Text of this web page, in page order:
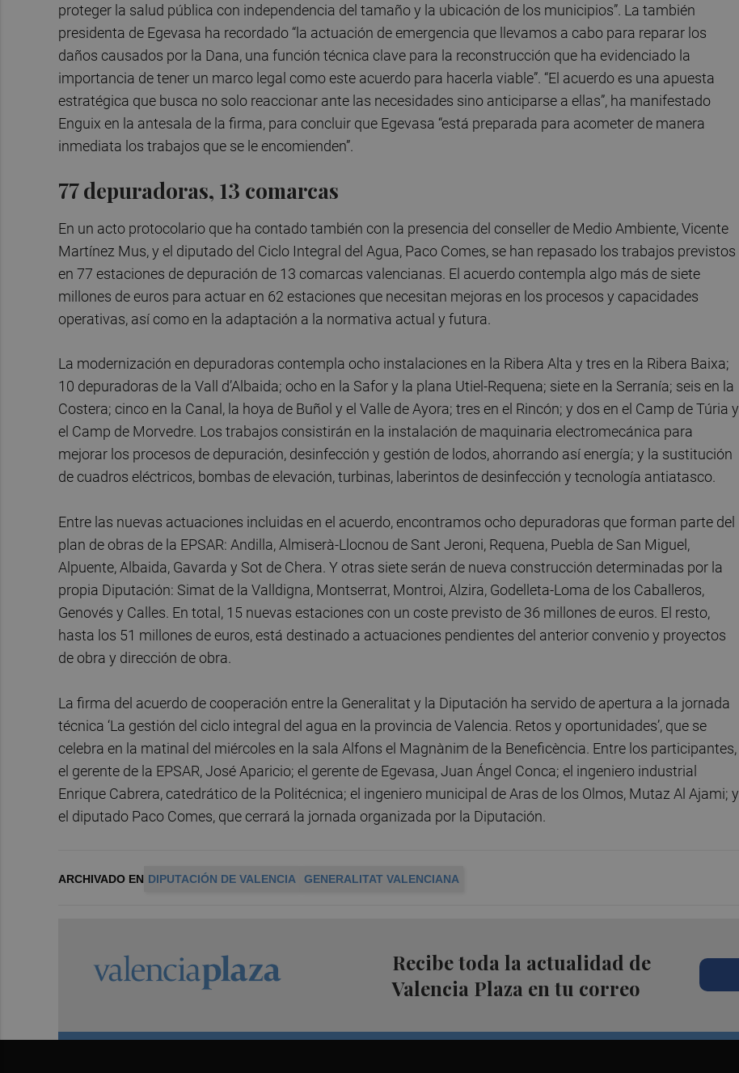
proteger la salud pública con independencia del tamaño y la ubicación de los municipios”. La también
presidenta de Egevasa ha recordado “la actuación de emergencia que llevamos a cabo para reparar los
daños causados por la Dana, una función técnica clave para la reconstrucción que ha evidenciado la
importancia de tener un marco legal como este acuerdo para hacerla viable”. “El acuerdo es una apuesta
estratégica que busca no solo reaccionar ante las necesidades sino anticiparse a ellas”, ha manifestado
Enguix en la antesala de la firma, para concluir que Egevasa “está preparada para acometer de manera
inmediata los trabajos que se le encomienden”.
77 depuradoras, 13 comarcas
En un acto protocolario que ha contado también con la presencia del conseller de Medio Ambiente, Vicente
Martínez Mus, y el diputado del Ciclo Integral del Agua, Paco Comes, se han repasado los trabajos previstos
en 77 estaciones de depuración de 13 comarcas valencianas. El acuerdo contempla algo más de siete
millones de euros para actuar en 62 estaciones que necesitan mejoras en los procesos y capacidades
operativas, así como en la adaptación a la normativa actual y futura.
La modernización en depuradoras contempla ocho instalaciones en la Ribera Alta y tres en la Ribera Baixa;
10 depuradoras de la Vall d’Albaida; ocho en la Safor y la plana Utiel-Requena; siete en la Serranía; seis en la
Costera; cinco en la Canal, la hoya de Buñol y el Valle de Ayora; tres en el Rincón; y dos en el Camp de Túria y
el Camp de Morvedre. Los trabajos consistirán en la instalación de maquinaria electromecánica para
mejorar los procesos de depuración, desinfección y gestión de lodos, ahorrando así energía; y la sustitución
de cuadros eléctricos, bombas de elevación, turbinas, laberintos de desinfección y tecnología antiatasco.
Entre las nuevas actuaciones incluidas en el acuerdo, encontramos ocho depuradoras que forman parte del
plan de obras de la EPSAR: Andilla, Almiserà-Llocnou de Sant Jeroni, Requena, Puebla de San Miguel,
Alpuente, Albaida, Gavarda y Sot de Chera. Y otras siete serán de nueva construcción determinadas por la
propia Diputación: Simat de la Valldigna, Montserrat, Montroi, Alzira, Godelleta-Loma de los Caballeros,
Genovés y Calles. En total, 15 nuevas estaciones con un coste previsto de 36 millones de euros. El resto,
hasta los 51 millones de euros, está destinado a actuaciones pendientes del anterior convenio y proyectos
de obra y dirección de obra.
La firma del acuerdo de cooperación entre la Generalitat y la Diputación ha servido de apertura a la jornada
técnica ‘La gestión del ciclo integral del agua en la provincia de Valencia. Retos y oportunidades’, que se
celebra en la matinal del miércoles en la sala Alfons el Magnànim de la Beneficència. Entre los participantes,
el gerente de la EPSAR, José Aparicio; el gerente de Egevasa, Juan Ángel Conca; el ingeniero industrial
Enrique Cabrera, catedrático de la Politécnica; el ingeniero municipal de Aras de los Olmos, Mutaz Al Ajami; y
el diputado Paco Comes, que cerrará la jornada organizada por la Diputación.
ARCHIVADO EN DIPUTACIÓN DE VALENCIA GENERALITAT VALENCIANA
Recibe toda la actualidad de
Valencia Plaza en tu correo